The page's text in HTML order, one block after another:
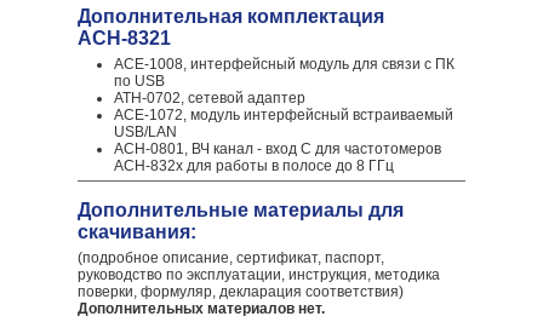
Дополнительная комплектация
АСН-8321
АСЕ-1008, интерфейсный модуль для связи с ПК
по USB
АТН-0702, сетевой адаптер
АСЕ-1072, модуль интерфейсный встраиваемый
USB/LAN
АСН-0801, ВЧ канал - вход С для частотомеров
АСН-832х для работы в полосе до 8 ГГц
Дополнительные материалы для
скачивания:
(подробное описание, сертификат, паспорт,
руководство по эксплуатации, инструкция, методика
поверки, формуляр, декларация соответствия)
Дополнительных материалов нет.